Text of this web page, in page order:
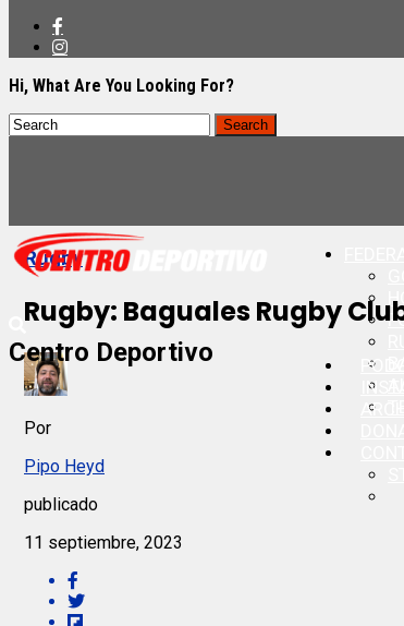
Hi, What Are You Looking For?
Centro Deportivo
Rugby
Rugby: Baguales Rugby
Por
Pipo Heyd
publicado
11 septiembre, 2023